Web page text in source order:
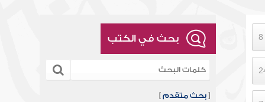
بحث في الكتب
[بحث متقدم ]